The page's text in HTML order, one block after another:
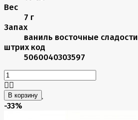
Вес
7 г
Запах
ваниль восточные сладости
штрих код
5060040303597
В корзину
-33%